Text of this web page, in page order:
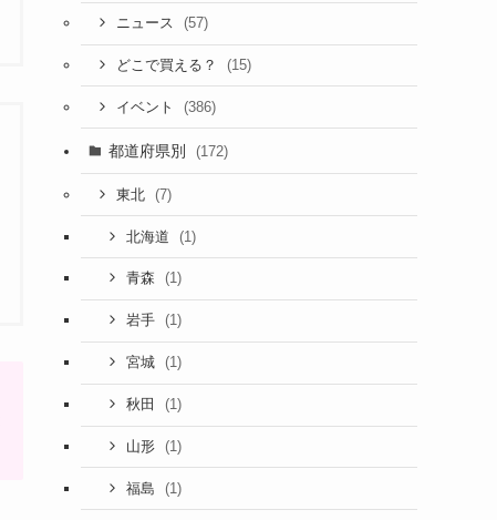
ニュース (57)
どこで買える？ (15)
イベント (386)
都道府県別 (172)
東北 (7)
北海道 (1)
青森 (1)
岩手 (1)
宮城 (1)
秋田 (1)
山形 (1)
福島 (1)